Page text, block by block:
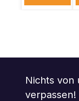
Nichts von
verpassen!